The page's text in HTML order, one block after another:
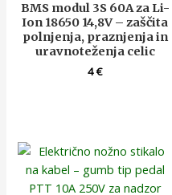
BMS modul 3S 60A za Li-
Ion 18650 14,8V – zaščita
polnjenja, praznjenja in
uravnoteženja celic
4€